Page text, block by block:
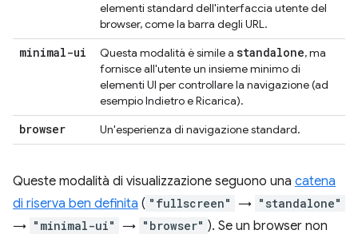
elementi standard dell'interfaccia utente del
browser, come la barra degli URL.
minimal-ui Questa modalità è simile a standalone, ma
fornisce all'utente un insieme minimo di
elementi UI per controllare la navigazione (ad
esempio Indietro e Ricarica).
browser Un'esperienza di navigazione standard.
Queste modalità di visualizzazione seguono una catena
di riserva ben definita ( "fullscreen" → "standalone"
→ "minimal-ui" → "browser" ). Se un browser non